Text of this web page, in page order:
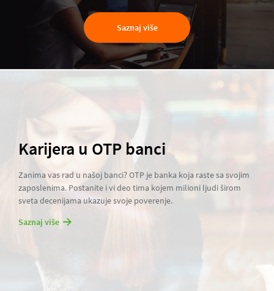
Saznaj više
Karijera u OTP banci
Zanima vas rad u našoj banci? OTP je banka koja raste sa svojim
zaposlenima. Postanite i vi deo tima kojem milioni ljudi širom
sveta decenijama ukazuje svoje poverenje.
Saznaj više